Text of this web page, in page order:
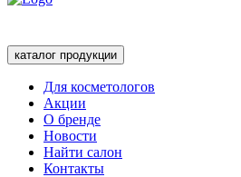
каталог продукции
Для косметологов
Акции
О бренде
Новости
Найти салон
Контакты